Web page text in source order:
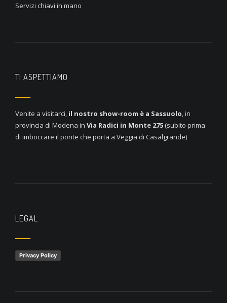
Servizi chiavi in mano
TI ASPETTIAMO
Venite a visitarci, il nostro show-room è a Sassuolo, in
provincia di Modena in Via Radici in Monte 275 (subito prima
di imboccare il ponte che porta a Veggia di Casalgrande)
LEGAL
Privacy Policy